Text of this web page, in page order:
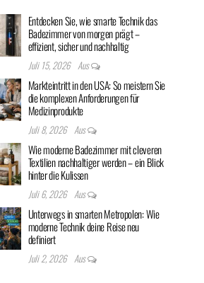
Entdecken Sie, wie smarte Technik das
Badezimmer von morgen prägt –
effizient, sicher und nachhaltig
Juli 15, 2026 Aus
Markteintritt in den USA: So meistern Sie
die komplexen Anforderungen für
Medizinprodukte
Juli 8, 2026 Aus
Wie moderne Badezimmer mit cleveren
Textilien nachhaltiger werden – ein Blick
hinter die Kulissen
Juli 6, 2026 Aus
Unterwegs in smarten Metropolen: Wie
moderne Technik deine Reise neu
definiert
Juli 2, 2026 Aus